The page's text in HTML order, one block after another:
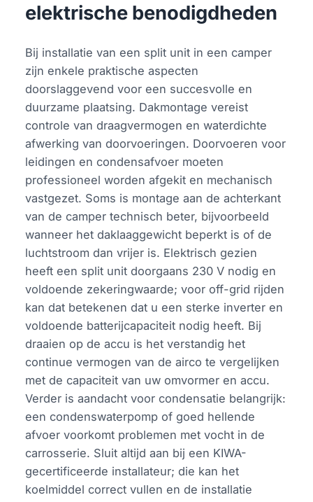
elektrische benodigdheden
Bij installatie van een split unit in een camper
zijn enkele praktische aspecten
doorslaggevend voor een succesvolle en
duurzame plaatsing. Dakmontage vereist
controle van draagvermogen en waterdichte
afwerking van doorvoeringen. Doorvoeren voor
leidingen en condensafvoer moeten
professioneel worden afgekit en mechanisch
vastgezet. Soms is montage aan de achterkant
van de camper technisch beter, bijvoorbeeld
wanneer het daklaaggewicht beperkt is of de
luchtstroom dan vrijer is. Elektrisch gezien
heeft een split unit doorgaans 230 V nodig en
voldoende zekeringwaarde; voor off-grid rijden
kan dat betekenen dat u een sterke inverter en
voldoende batterijcapaciteit nodig heeft. Bij
draaien op de accu is het verstandig het
continue vermogen van de airco te vergelijken
met de capaciteit van uw omvormer en accu.
Verder is aandacht voor condensatie belangrijk:
een condenswaterpomp of goed hellende
afvoer voorkomt problemen met vocht in de
carrosserie. Sluit altijd aan bij een KIWA-
gecertificeerde installateur; die kan het
koelmiddel correct vullen en de installatie